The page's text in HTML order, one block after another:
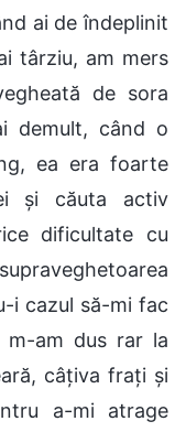
ai de îndeplinit
târziu, am mers
de sora
demult, când o
ea era foarte
și căuta activ
dificultate cu
i cazul să-mi fac
m-am dus rar la
câțiva frați și
a-mi atrage